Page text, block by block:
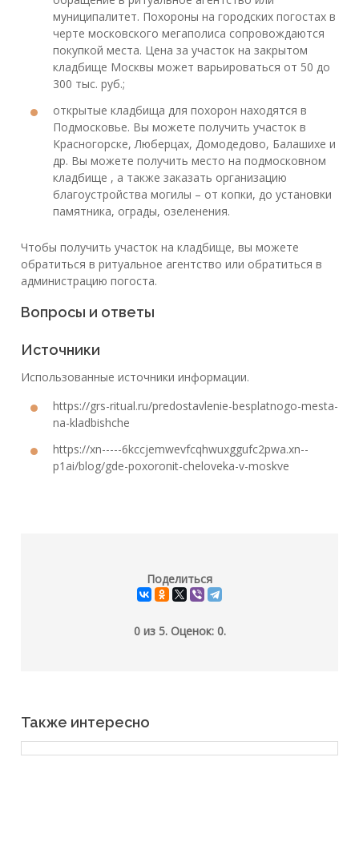
муниципалитет. Похороны на городских погостах в
черте московского мегаполиса сопровождаются
покупкой места. Цена за участок на закрытом
кладбище Москвы может варьироваться от 50 до
300 тыс. руб.;
открытые кладбища для похорон находятся в
Подмосковье. Вы можете получить участок в
Красногорске, Люберцах, Домодедово, Балашихе и
др. Вы можете получить место на подмосковном
кладбище , а также заказать организацию
благоустройства могилы – от копки, до установки
памятника, ограды, озеленения.
Чтобы получить участок на кладбище, вы можете
обратиться в ритуальное агентство или обратиться в
администрацию погоста.
Вопросы и ответы
Источники
Использованные источники информации.
https://grs-ritual.ru/predostavlenie-besplatnogo-mesta-
na-kladbishche
https://xn-----6kccjemwevfcqhwuxggufc2pwa.xn--
p1ai/blog/gde-poxoronit-cheloveka-v-moskve
Поделиться
0из 5.Оценок: 0.
Также интересно